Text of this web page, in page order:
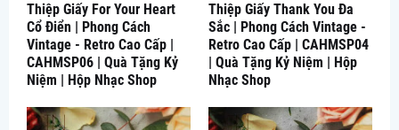
Thiệp Giấy For Your Heart
Cổ Điển | Phong Cách
Vintage - Retro Cao Cấp |
CAHMSP06 | Quà Tặng Kỷ
Niệm | Hộp Nhạc Shop
Thiệp Giấy Thank You Đa
Sắc | Phong Cách Vintage -
Retro Cao Cấp | CAHMSP04
| Quà Tặng Kỷ Niệm | Hộp
Nhạc Shop